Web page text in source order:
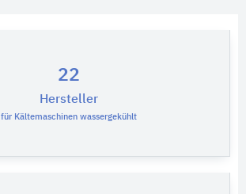
22
Hersteller
für Kältemaschinen wassergekühlt